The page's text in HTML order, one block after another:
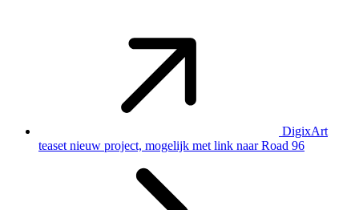
DigixArt
teaset nieuw project, mogelijk met link naar Road 96